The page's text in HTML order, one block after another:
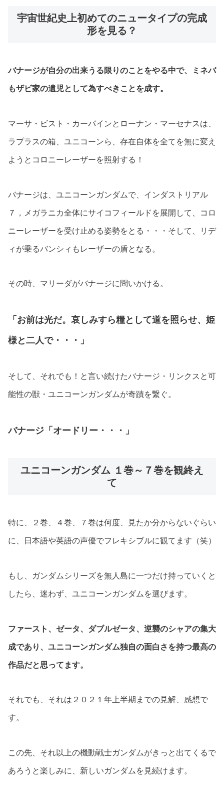
宇宙世紀史上初めてのニュータイプの完成
形を見る？
バナージが自分の出来うる限りのことをやる中で、ミネバ
もザビ家の遺児として為すべきことを成す。
マーサ・ビスト・カーバインとローナン・マーセナスは、
ラプラスの箱、ユニコーンら、存在自体を全てを無に変え
ようとコロニーレーザーを照射する！
バナージは、ユニコーンガンダムで、インダストリアル
７，メガラニカ全体にサイコフィールドを展開して、コロ
ニーレーザーを受け止める姿勢をとる・・・そして、リデ
ィが乗るバンシィもレーザーの盾となる。
その時、マリーダがバナージに問いかける。
「お前は光だ。哀しみすら糧として道を照らせ、姫
様と二人で・・・」
そして、それでも！と言い続けたバナージ・リンクスと可
能性の獣・ユニコーンガンダムが奇蹟を繋ぐ。
バナージ「オードリー・・・」
ユニコーンガンダム １巻～７巻を観終え
て
特に、２巻、４巻、７巻は何度、見たか分からないぐらい
に、日本語や英語の声優でフレキシブルに観てます（笑）
もし、ガンダムシリーズを無人島に一つだけ持っていくと
したら、迷わず、ユニコーンガンダムを選びます。
ファースト、ゼータ、ダブルゼータ、逆襲のシャアの集大
成であり、ユニコーンガンダム独自の面白さを持つ最高の
作品だと思ってます。
それでも、それは２０２１年上半期までの見解、感想で
す。
この先、それ以上の機動戦士ガンダムがきっと出てくるで
あろうと楽しみに、新しいガンダムを見続けます。